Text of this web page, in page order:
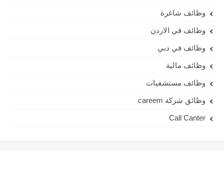
وظائف شاغرة
وظائف في الاردن
وظائف في دبي
وظائف مالية
وظائف مستشفيات
وظائق شركة careem
Call Canter